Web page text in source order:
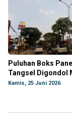
Puluhan Boks
Tangsel Digondol
Kamis, 25 Juni 2026